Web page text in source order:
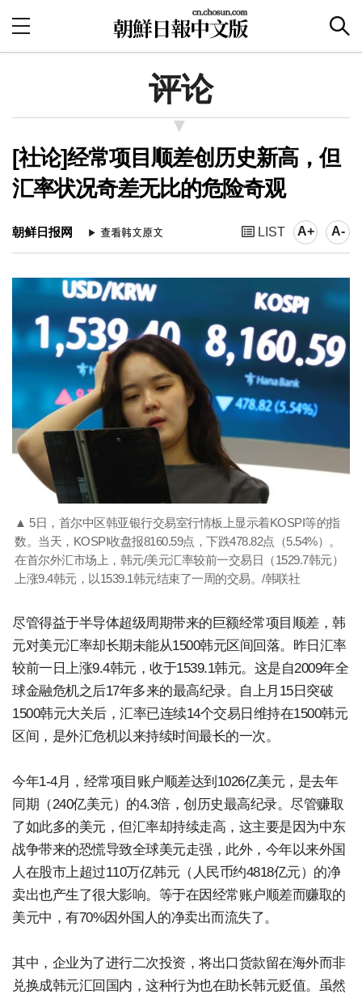
评论
[社论]经常项目顺差创历史新高，但
汇率状况奇差无比的危险奇观
朝鲜日报网 LIST A+ A-
▲ 5日，首尔中区韩亚银行交易室行情板上显示着KOSPI等的指
数。当天，KOSPI收盘报8160.59点，下跌478.82点（5.54%）。
在首尔外汇市场上，韩元/美元汇率较前一交易日（1529.7韩元）
上涨9.4韩元，以1539.1韩元结束了一周的交易。/韩联社
尽管得益于半导体超级周期带来的巨额经常项目顺差，韩
元对美元汇率却长期未能从1500韩元区间回落。昨日汇率
较前一日上涨9.4韩元，收于1539.1韩元。这是自2009年全
球金融危机之后17年多来的最高纪录。自上月15日突破
1500韩元大关后，汇率已连续14个交易日维持在1500韩元
区间，是外汇危机以来持续时间最长的一次。
今年1-4月，经常项目账户顺差达到1026亿美元，是去年
同期（240亿美元）的4.3倍，创历史最高纪录。尽管赚取
了如此多的美元，但汇率却持续走高，这主要是因为中东
战争带来的恐慌导致全球美元走强，此外，今年以来外国
人在股市上超过110万亿韩元（人民币约4818亿元）的净
卖出也产生了很大影响。等于在因经常账户顺差而赚取的
美元中，有70%因外国人的净卖出而流失了。
其中，企业为了进行二次投资，将出口货款留在海外而非
兑换成韩元汇回国内，这种行为也在助长韩元贬值。虽然